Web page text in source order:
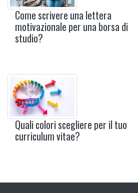
Come scrivere una lettera
motivazionale per una borsa di
studio?
Quali colori scegliere per il tuo
curriculum vitae?